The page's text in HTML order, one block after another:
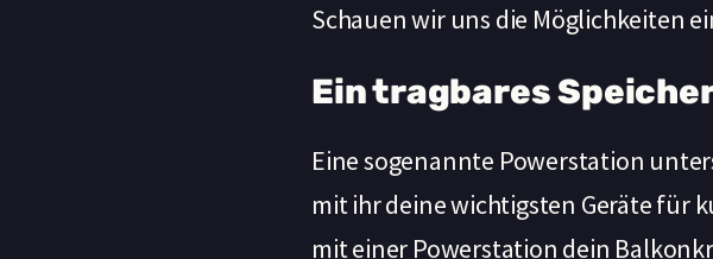
Schauen wir uns die Möglichkeiten
Ein tragbares
Eine sogenannte Powerstation
mit ihr deine wichtigsten Geräte für
mit einer Powerstation dein